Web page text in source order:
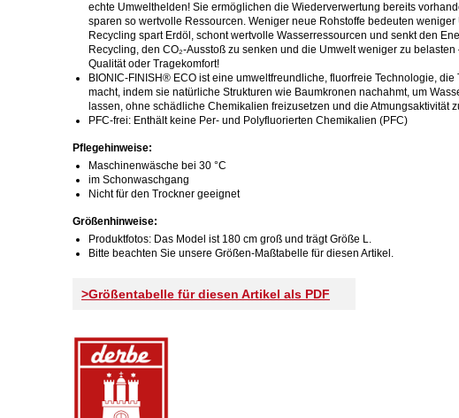
echte Umwelthelden! Sie ermöglichen die Wiederverwertung bereits
sparen so wertvolle Ressourcen. Weniger neue Rohstoffe bedeuten
Recycling spart Erdöl, schont wertvolle Wasserressourcen und senkt den
Recycling, den CO₂-Ausstoß zu senken und die Umwelt weniger zu belasten
Qualität oder Tragekomfort!
BIONIC-FINISH® ECO ist eine umweltfreundliche, fluorfreie Technologie,
macht, indem sie natürliche Strukturen wie Baumkronen nachahmt, um
lassen, ohne schädliche Chemikalien freizusetzen und die Atmungsaktivität
PFC-frei: Enthält keine Per- und Polyfluorierten Chemikalien (PFC)
Pflegehinweise:
Maschinenwäsche bei 30 °C
im Schonwaschgang
Nicht für den Trockner geeignet
Größenhinweise:
Produktfotos: Das Model ist 180 cm groß und trägt Größe L.
Bitte beachten Sie unsere Größen-Maßtabelle für diesen Artikel.
>Größentabelle für diesen Artikel als PDF